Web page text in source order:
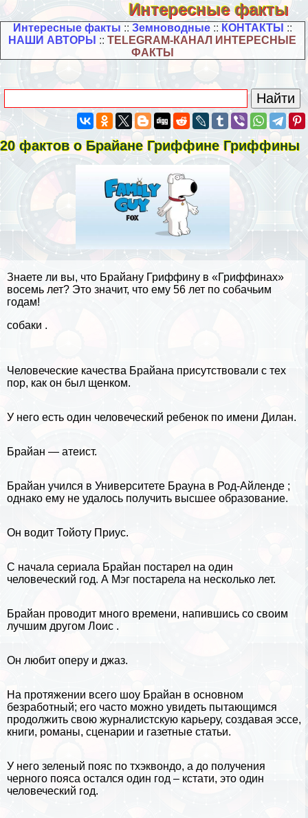
Интересные факты
Интересные факты :: Земноводные:: КОНТАКТЫ ::
НАШИ АВТОРЫ ::TELEGRAM-КАНАЛ ИНТЕРЕСНЫЕ
ФАКТЫ
20 фактов о Брайане Гриффине Гриффины
Знаете ли вы, что Брайану Гриффину в «Гриффинах»
восемь лет? Это значит, что ему 56 лет по собачьим
годам!
собаки .
Человеческие качества Брайана присутствовали с тех
пор, как он был щенком.
У него есть один человеческий ребенок по имени Дилан.
Брайан — атеист.
Брайан учился в Университете Брауна в Род-Айленде ;
однако ему не удалось получить высшее образование.
Он водит Тойоту Приус.
С начала сериала Брайан постарел на один
человеческий год. А Мэг постарела на несколько лет.
Брайан проводит много времени, напившись со своим
лучшим другом Лоис .
Он любит оперу и джаз.
На протяжении всего шоу Брайан в основном
безработный; его часто можно увидеть пытающимся
продолжить свою журналистскую карьеру, создавая эссе,
книги, романы, сценарии и газетные статьи.
У него зеленый пояс по тхэквондо, а до получения
черного пояса остался один год – кстати, это один
человеческий год.